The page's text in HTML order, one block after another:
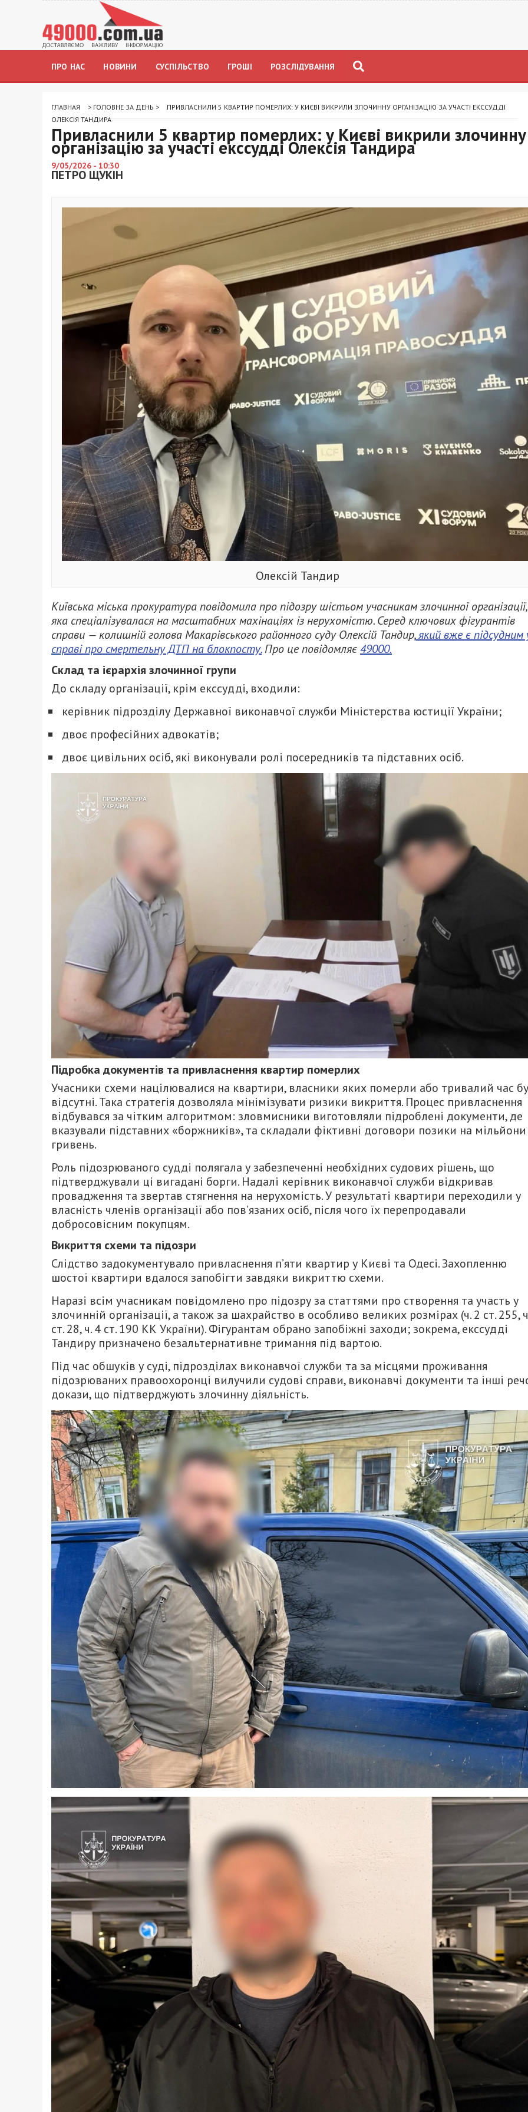
ПРО НАС НОВИНИ СУСПІЛЬСТВО ГРОШІ РОЗСЛІДУВАННЯ
ГЛАВНАЯ > ГОЛОВНЕ ЗА ДЕНЬ >
ПРИВЛАСНИЛИ 5 КВАРТИР ПОМЕРЛИХ: У КИЄВІ ВИКРИЛИ ЗЛОЧИННУ ОРГАНІЗАЦІЮ ЗА УЧАСТІ ЕКССУДДІ
ОЛЕКСІЯ ТАНДИРА
Привласнили 5 квартир померлих: у Києві викрили злочинну
організацію за участі екссудді Олексія Тандира
9/05/2026 - 10:30
ПЕТРО ЩУКІН
Олексій Тандир
Київська міська прокуратура повідомила про підозру шістьом учасникам злочинної організації,
яка спеціалізувалася на масштабних махінаціях із нерухомістю.Серед ключових фігурантів
справи — колишній голова Макарівського районного суду Олексій Тандир,який вже є підсудним
справі про смертельну ДТП на блокпосту.Про це повідомляє49000.
Склад та ієрархія злочинної групи
До складу організації,крім екссудді,входили:
керівник підрозділу Державної виконавчої служби Міністерства юстиції України;
двоє професійних адвокатів;
двоє цивільних осіб,які виконували ролі посередників та підставних осіб.
Підробка документів та привласнення квартир померлих
Учасники схеми націлювалися на квартири,власники яких померли або тривалий час
відсутні.Така стратегія дозволяла мінімізувати ризики викриття.Процес привласнення
відбувався за чітким алгоритмом: зловмисники виготовляли підроблені документи,де
вказували підставних «боржників»,та складали фіктивні договори позики на мільйони
гривень.
Роль підозрюваного судді полягала у забезпеченні необхідних судових рішень,що
підтверджували ці вигадані борги.Надалі керівник виконавчої служби відкривав
провадження та звертав стягнення на нерухомість.У результаті квартири переходили у
власність членів організації або пов’язаних осіб,після чого їх перепродавали
добросовісним покупцям.
Викриття схеми та підозри
Слідство задокументувало привласнення п’яти квартир у Києві та Одесі.Захопленню
шостої квартири вдалося запобігти завдяки викриттю схеми.
Наразі всім учасникам повідомлено про підозру за статтями про створення та участь у
злочинній організації,а також за шахрайство в особливо великих розмірах (ч.2 ст.255,
ст.28,ч.4 ст.190 КК України).Фігурантам обрано запобіжні заходи; зокрема,екссудді
Тандиру призначено безальтернативне тримання під вартою.
Під час обшуків у суді,підрозділах виконавчої служби та за місцями проживання
підозрюваних правоохоронці вилучили судові справи,виконавчі документи та інші
докази,що підтверджують злочинну діяльність.